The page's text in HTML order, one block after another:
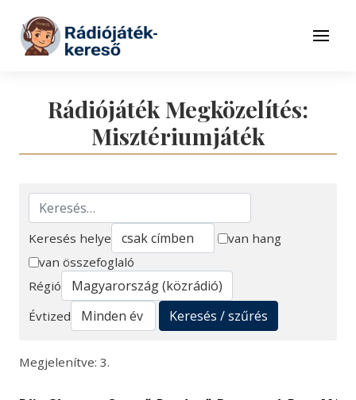
Tovább a tartalomhoz
Menü
Rádiójáték Megközelítés:
Misztériumjáték
Keresés
Keresés helye
van hang
van összefoglaló
Régió
Évtized
Keresés / szűrés
Megjelenítve: 3.